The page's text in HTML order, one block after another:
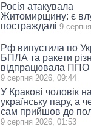
Росія атакувала
Житомирщину: є
постраждалі 9
Рф випустила по
БПЛА та ракети
відпрацювала ППО
9 серпня 2026, 09:44
У Кракові чоловік
українську пару, а
сам прийшов до
9 серпня 2026, 01:53